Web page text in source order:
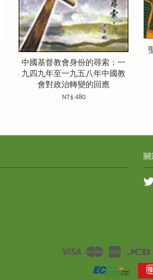
中國基督教會身份的尋索：一
九四九年至一九五八年中國教
會對政治轉變的回應
NT$ 480
關
Visa Master
American